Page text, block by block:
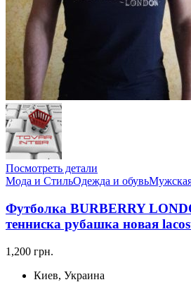
Посмотреть детали
Мода и СтильОдежда и обувь
Футболка BURBERRY
тенниска рубашка новая
1,200 грн.
Киев, Украина